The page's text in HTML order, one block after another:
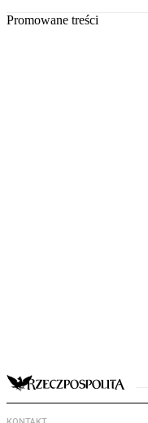
Promowane treści